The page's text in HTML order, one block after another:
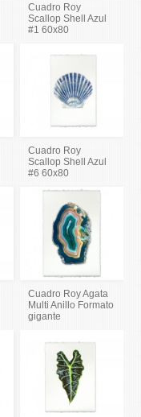
Cuadro Roy
Scallop Shell Azul
#1 60x80
Cuadro Roy
Scallop Shell Azul
#6 60x80
Cuadro Roy Agata
Multi Anillo Formato
gigante